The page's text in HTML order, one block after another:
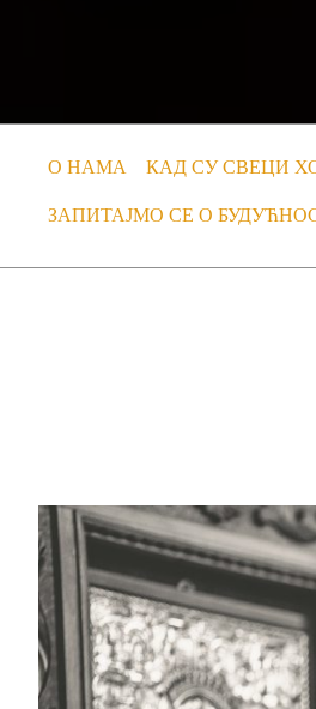
О НАМА КАД СУ СВЕЦИ
ЗАПИТАЈМО СЕ О